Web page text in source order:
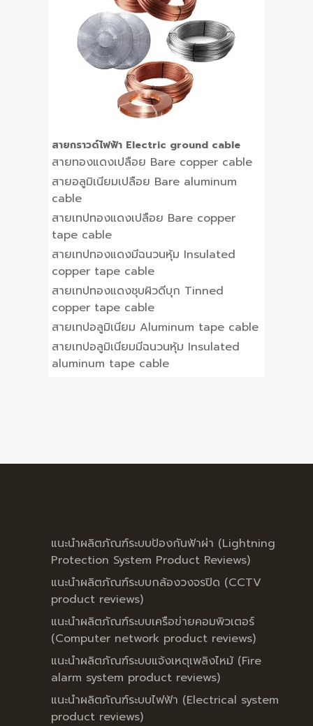
สายกราวด์ไฟฟ้า Electric ground cable
สายทองแดงเปลือย Bare copper cable
สายอลูมิเนียมเปลือย Bare aluminum
cable
สายเทปทองแดงเปลือย Bare copper
tape cable
สายเทปทองแดงมีฉนวนหุ้ม Insulated
copper tape cable
สายเทปทองแดงชุบผิวดีบุก Tinned
copper tape cable
สายเทปอลูมิเนียม Aluminum tape cable
สายเทปอลูมิเนียมมีฉนวนหุ้ม Insulated
aluminum tape cable
แนะนำผลิตภัณฑ์ระบบป้องกันฟ้าผ่า (Lightning
Protection System Product Reviews)
แนะนำผลิตภัณฑ์ระบบกล้องวงจรปิด (CCTV
product reviews)
แนะนำผลิตภัณฑ์ระบบเครือข่ายคอมพิวเตอร์
(Computer network product reviews)
แนะนำผลิตภัณฑ์ระบบแจ้งเหตุเพลิงไหม้ (Fire
alarm system product reviews)
แนะนำผลิตภัณฑ์ระบบไฟฟ้า (Electrical system
product reviews)